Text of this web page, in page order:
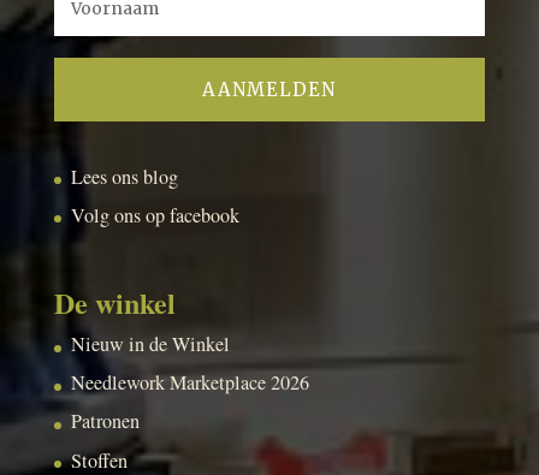
Lees ons blog
Volg ons op facebook
De winkel
Nieuw in de Winkel
Needlework Marketplace 2026
Patronen
Stoffen